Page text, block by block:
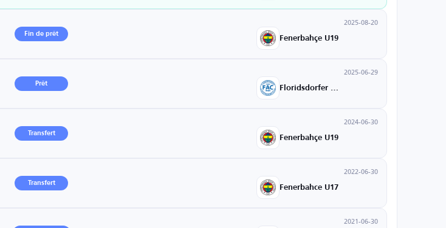
Fin de prêt
2025-08-20
Fenerbahçe U19
Prêt
2025-06-29
Transfert
2024-06-30
Fenerbahçe U19
Transfert
2022-06-30
Fenerbahce U17
2021-06-30